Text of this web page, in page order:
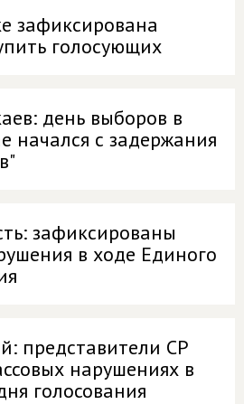
зафиксирована
голосующих
день выборов в
начался с задержания
зафиксированы
в ходе Единого
представители СР
нарушениях в
голосования